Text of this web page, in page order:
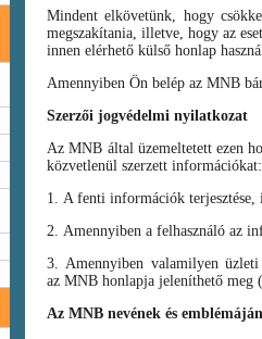
Mindent elkövetünk, hogy
megszakítania, illetve, hogy az
innen elérhető külső honlap
Amennyiben Ön belép az MNB
Szerzői jogvédelmi nyilatkozat
Az MNB által üzemeltetett ezen
közvetlenül szerzett információkat:
1. A fenti információk terjesztése,
2. Amennyiben a felhasználó az
3. Amennyiben valamilyen
az MNB honlapja jeleníthető meg
Az MNB nevének és